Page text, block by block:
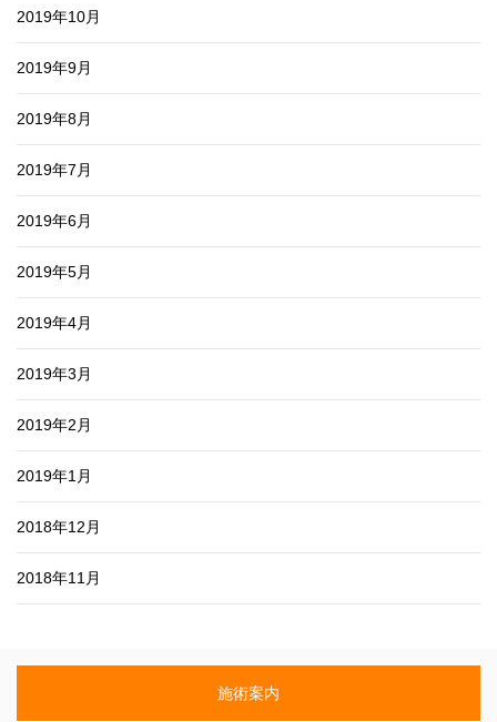
2019年10月
2019年9月
2019年8月
2019年7月
2019年6月
2019年5月
2019年4月
2019年3月
2019年2月
2019年1月
2018年12月
2018年11月
施術案内